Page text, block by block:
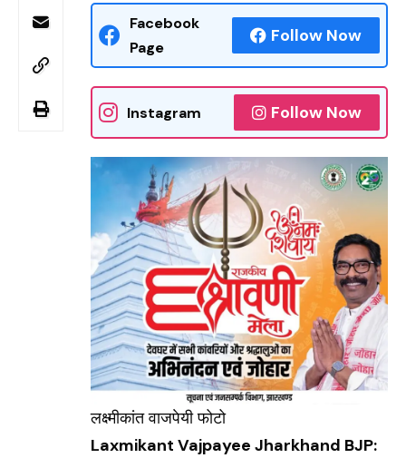
Facebook
Page
Follow Now
Instagram Follow Now
लक्ष्मीकांत वाजपेयी फोटो
Laxmikant Vajpayee Jharkhand BJP: